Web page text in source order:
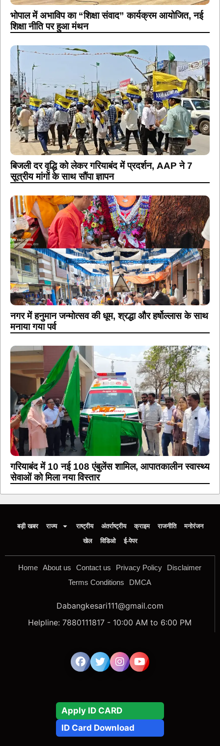
भोपाल में अभाविप का “शिक्षा संवाद” कार्यक्रम आयोजित, नई
शिक्षा नीति पर हुआ मंथन
बिजली दर वृद्धि को लेकर गरियाबंद में प्रदर्शन, AAP ने 7
सूत्रीय मांगों के साथ सौंपा ज्ञापन
नगर में हनुमान जन्मोत्सव की धूम, श्रद्धा और हर्षोल्लास के साथ
मनाया गया पर्व
गरियाबंद में 10 नई 108 एंबुलेंस शामिल, आपातकालीन स्वास्थ्य
सेवाओं को मिला नया विस्तार
बड़ी खबर राज्य राष्ट्रीय अंतर्राष्ट्रीय क्राइम राजनीति
मनोरंजन
खेल
विडिओ ई-पेपर
Home About us Contact us Privacy Policy
Disclaimer
Terms Conditions
DMCA
Dabangkesari111@gmail.com
Helpline: 7880111817 - 10:00 AM to 6:00 PM
Apply ID CARD
ID Card Download